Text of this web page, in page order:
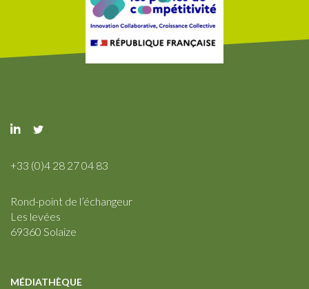
+33 (0)4 28 27 04 83
Rond-point de l’échangeur
Les levées
69360 Solaize
MÉDIATHÈQUE